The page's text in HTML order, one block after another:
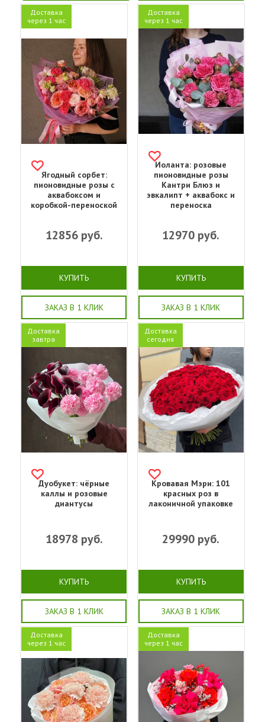
Доставка
через 1 час
Ягодный сорбет:
пионовидные розы с
аквабоксом и
коробкой-переноской
12856руб.
КУПИТЬ
ЗАКАЗ В 1 КЛИК
Доставка
через 1 час
Иоланта: розовые
пионовидные розы
Кантри Блюз и
эвкалипт + аквабокс и
переноска
12970 руб.
КУПИТЬ
ЗАКАЗ В 1 КЛИК
Доставка
завтра
Дуобукет: чёрные
каллы и розовые
диантусы
18978 руб.
КУПИТЬ
ЗАКАЗ В 1 КЛИК
Доставка
сегодня
Кровавая Мэри: 101
красных роз в
лаконичной упаковке
29990 руб.
КУПИТЬ
ЗАКАЗ В 1 КЛИК
Доставка
через 1 час
Доставка
через 1 час